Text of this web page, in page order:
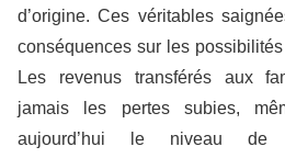
d’origine. Ces véritables
conséquences sur les
Les revenus transférés aux
jamais les pertes subies,
aujourd’hui le niveau de